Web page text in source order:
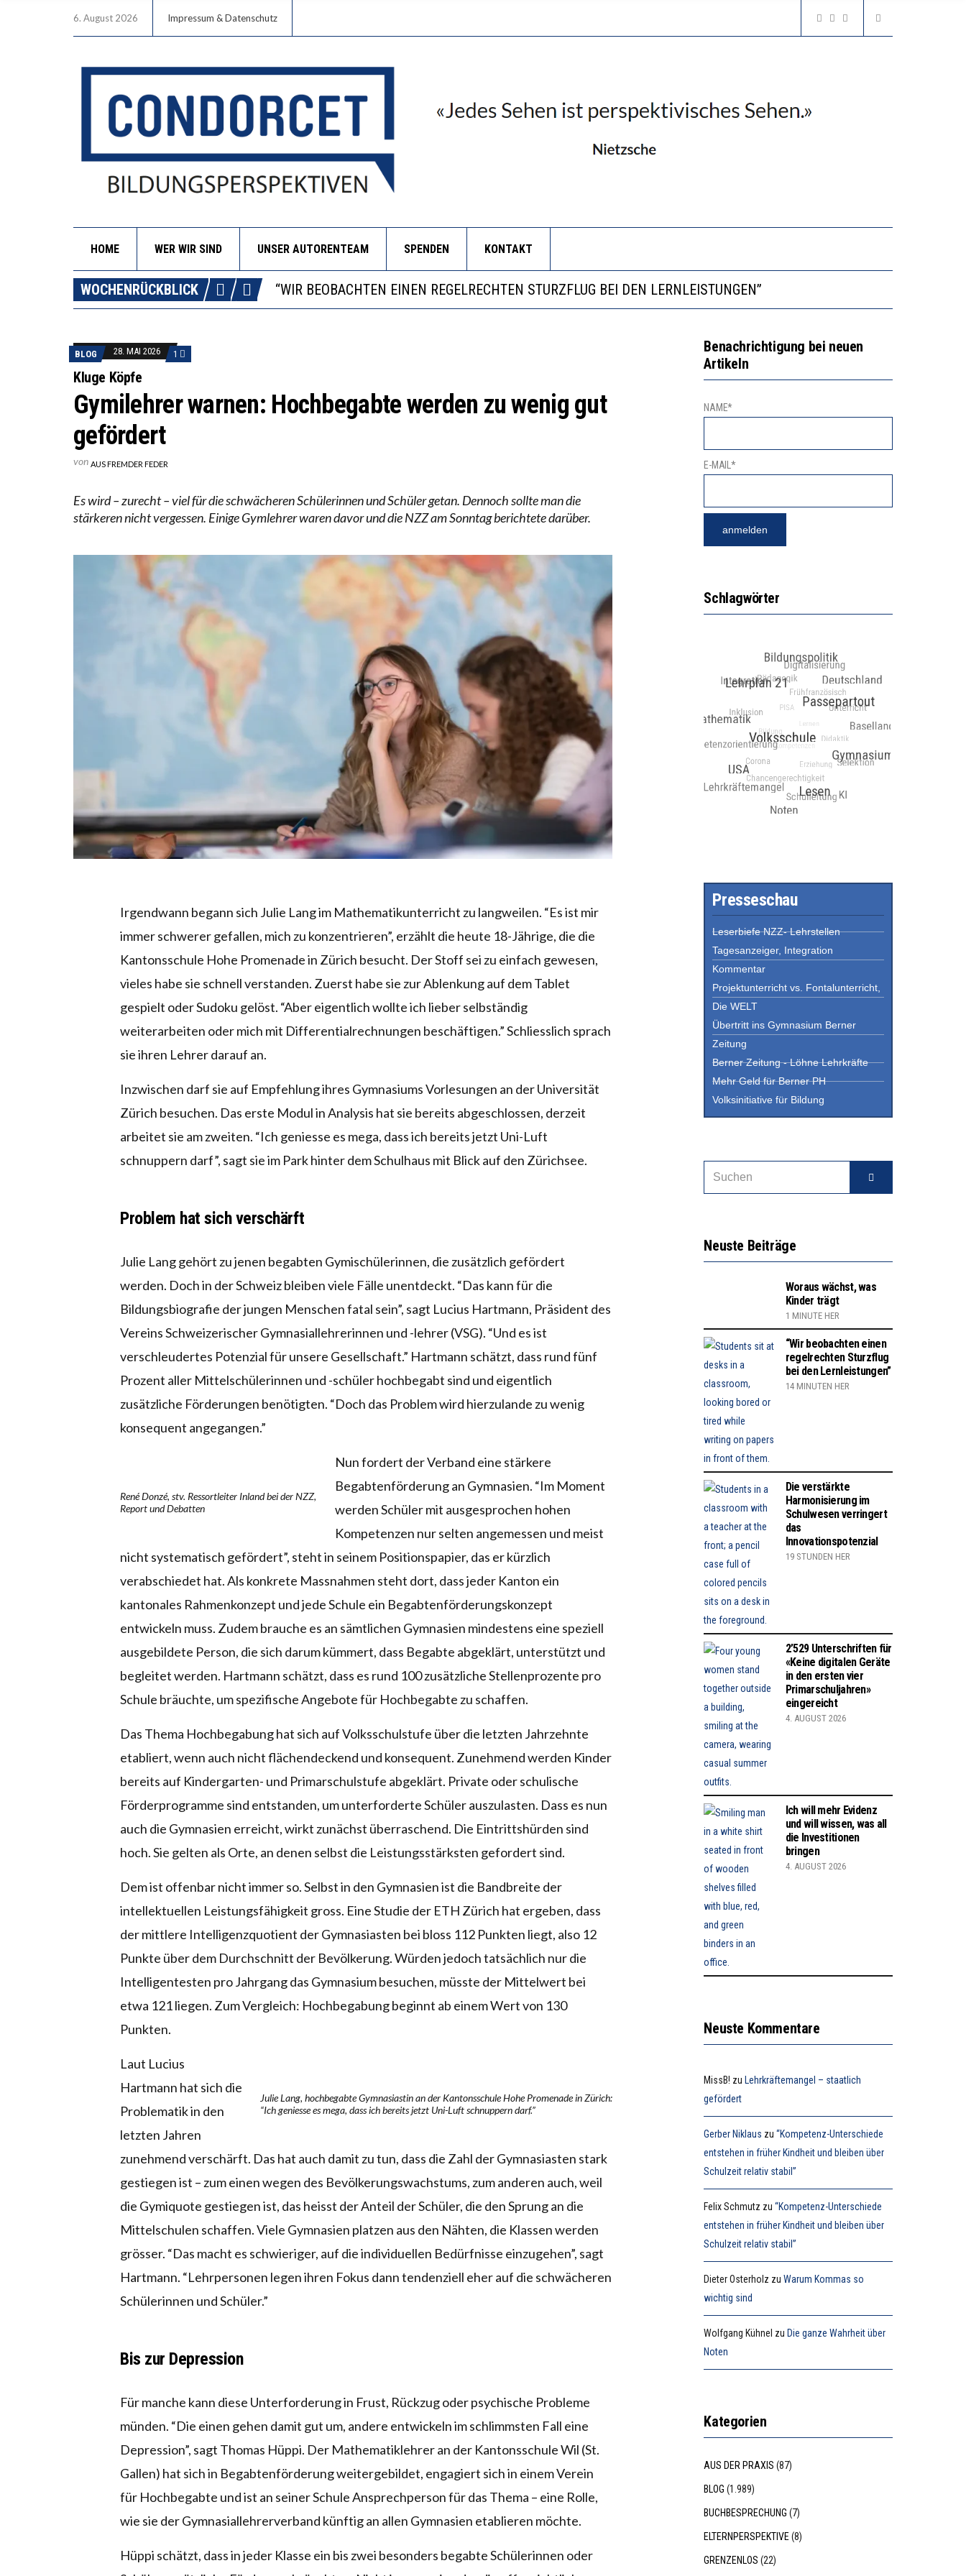
6. August 2026 Impressum & Datenschutz
HOME WER WIR SIND UNSER AUTORENTEAM SPENDEN KONTAKT
WOCHENRÜCKBLICK
ICH WILL MEHR EVIDENZ UND WILL WISSEN, WAS ALL DIE INVESTITIONEN BRINGEN
WORAUS WÄCHST, WAS KINDER TRÄGT
“WIR BEOBACHTEN EINEN REGELRECHTEN STURZFLUG BEI DEN LERNLEISTUNGEN”
DIE VERSTÄRKTE HARMONISIERUNG IM SCHULWESEN VERRINGERT DAS INNOVATIONSPOTENZIAL
ICH WILL MEHR EVIDENZ UND WILL WISSEN, WAS ALL DIE INVESTITIONEN BRINGEN
BLOG 28. MAI 2026 1
Kluge Köpfe
Gymilehrer warnen: Hochbegabte werden zu wenig gut
gefördert
von AUS FREMDER FEDER
Es wird – zurecht – viel für die schwächeren Schülerinnen und Schüler getan. Dennoch sollte man die
stärkeren nicht vergessen. Einige Gymlehrer waren davor und die NZZ am Sonntag berichtete darüber.
Irgendwann begann sich Julie Lang im Mathematikunterricht zu langweilen. “Es ist mir
immer schwerer gefallen, mich zu konzentrieren”, erzählt die heute 18-Jährige, die die
Kantonsschule Hohe Promenade in Zürich besucht. Der Stoff sei zu einfach gewesen,
vieles habe sie schnell verstanden. Zuerst habe sie zur Ablenkung auf dem Tablet
gespielt oder Sudoku gelöst. “Aber eigentlich wollte ich lieber selbständig
weiterarbeiten oder mich mit Differentialrechnungen beschäftigen.” Schliesslich sprach
sie ihren Lehrer darauf an.
Inzwischen darf sie auf Empfehlung ihres Gymnasiums Vorlesungen an der Universität
Zürich besuchen. Das erste Modul in Analysis hat sie bereits abgeschlossen, derzeit
arbeitet sie am zweiten. “Ich geniesse es mega, dass ich bereits jetzt Uni-Luft
schnuppern darf”, sagt sie im Park hinter dem Schulhaus mit Blick auf den Zürichsee.
Problem hat sich verschärft
Julie Lang gehört zu jenen begabten Gymischülerinnen, die zusätzlich gefördert
werden. Doch in der Schweiz bleiben viele Fälle unentdeckt. “Das kann für die
Bildungsbiografie der jungen Menschen fatal sein”, sagt Lucius Hartmann, Präsident des
Vereins Schweizerischer Gymnasiallehrerinnen und -lehrer (VSG). “Und es ist
verschleudertes Potenzial für unsere Gesellschaft.” Hartmann schätzt, dass rund fünf
Prozent aller Mittelschülerinnen und -schüler hochbegabt sind und eigentlich
zusätzliche Förderungen benötigten. “Doch das Problem wird hierzulande zu wenig
konsequent angegangen.”
René Donzé, stv. Ressortleiter Inland bei der NZZ,
Report und Debatten
Nun fordert der Verband eine stärkere
Begabtenförderung an Gymnasien. “Im Moment
werden Schüler mit ausgesprochen hohen
Kompetenzen nur selten angemessen und meist
nicht systematisch gefördert”, steht in seinem Positionspapier, das er kürzlich
verabschiedet hat. Als konkrete Massnahmen steht dort, dass jeder Kanton ein
kantonales Rahmenkonzept und jede Schule ein Begabtenförderungskonzept
entwickeln muss. Zudem brauche es an sämtlichen Gymnasien mindestens eine speziell
ausgebildete Person, die sich darum kümmert, dass Begabte abgeklärt, unterstützt und
begleitet werden. Hartmann schätzt, dass es rund 100 zusätzliche Stellenprozente pro
Schule bräuchte, um spezifische Angebote für Hochbegabte zu schaffen.
Das Thema Hochbegabung hat sich auf Volksschulstufe über die letzten Jahrzehnte
etabliert, wenn auch nicht flächendeckend und konsequent. Zunehmend werden Kinder
bereits auf Kindergarten- und Primarschulstufe abgeklärt. Private oder schulische
Förderprogramme sind entstanden, um unterforderte Schüler auszulasten. Dass es nun
auch die Gymnasien erreicht, wirkt zunächst überraschend. Die Eintrittshürden sind
hoch. Sie gelten als Orte, an denen selbst die Leistungsstärksten gefordert sind.
Dem ist offenbar nicht immer so. Selbst in den Gymnasien ist die Bandbreite der
intellektuellen Leistungsfähigkeit gross. Eine Studie der ETH Zürich hat ergeben, dass
der mittlere Intelligenzquotient der Gymnasiasten bei bloss 112 Punkten liegt, also 12
Punkte über dem Durchschnitt der Bevölkerung. Würden jedoch tatsächlich nur die
Intelligentesten pro Jahrgang das Gymnasium besuchen, müsste der Mittelwert bei
etwa 121 liegen. Zum Vergleich: Hochbegabung beginnt ab einem Wert von 130
Punkten.
Julie Lang, hochbegabte Gymnasiastin an der Kantonsschule Hohe Promenade in Zürich:
“Ich geniesse es mega, dass ich bereits jetzt Uni-Luft schnuppern darf.”
Laut Lucius
Hartmann hat sich die
Problematik in den
letzten Jahren
zunehmend verschärft. Das hat auch damit zu tun, dass die Zahl der Gymnasiasten stark
gestiegen ist – zum einen wegen des Bevölkerungswachstums, zum anderen auch, weil
die Gymiquote gestiegen ist, das heisst der Anteil der Schüler, die den Sprung an die
Mittelschulen schaffen. Viele Gymnasien platzen aus den Nähten, die Klassen werden
grösser. “Das macht es schwieriger, auf die individuellen Bedürfnisse einzugehen”, sagt
Hartmann. “Lehrpersonen legen ihren Fokus dann tendenziell eher auf die schwächeren
Schülerinnen und Schüler.”
Bis zur Depression
Für manche kann diese Unterforderung in Frust, Rückzug oder psychische Probleme
münden. “Die einen gehen damit gut um, andere entwickeln im schlimmsten Fall eine
Depression”, sagt Thomas Hüppi. Der Mathematiklehrer an der Kantonsschule Wil (St.
Gallen) hat sich in Begabtenförderung weitergebildet, engagiert sich in einem Verein
für Hochbegabte und ist an seiner Schule Ansprechperson für das Thema – eine Rolle,
wie sie der Gymnasiallehrerverband künftig an allen Gymnasien etablieren möchte.
Hüppi schätzt, dass in jeder Klasse ein bis zwei besonders begabte Schülerinnen oder
Benachrichtigung bei neuen
Artikeln
NAME*
E-MAIL*
Schlagwörter
Presseschau
Leserbiefe NZZ- Lehrstellen
Tagesanzeiger, Integration
Kommentar
Projektunterricht vs. Fontalunterricht,
Die WELT
Übertritt ins Gymnasium Berner
Zeitung
Berner Zeitung - Löhne Lehrkräfte
Mehr Geld für Berner PH
Volksinitiative für Bildung
Neuste Beiträge
Woraus wächst, was
Kinder trägt
1 MINUTE HER
“Wir beobachten einen
regelrechten Sturzflug
bei den Lernleistungen”
14 MINUTEN HER
Die verstärkte
Harmonisierung im
Schulwesen verringert
das
Innovationspotenzial
19 STUNDEN HER
2’529 Unterschriften für
«Keine digitalen Geräte
in den ersten vier
Primarschuljahren»
eingereicht
4. AUGUST 2026
Ich will mehr Evidenz
und will wissen, was all
die Investitionen
bringen
4. AUGUST 2026
Neuste Kommentare
MissB! zu Lehrkräftemangel – staatlich
gefördert
Gerber Niklaus zu“Kompetenz-Unterschiede
entstehen in früher Kindheit und bleiben über
Schulzeit relativ stabil”
Felix Schmutz zu“Kompetenz-Unterschiede
entstehen in früher Kindheit und bleiben über
Schulzeit relativ stabil”
Dieter Osterholz zuWarum Kommas so
wichtig sind
Wolfgang Kühnel zu Die ganze Wahrheit über
Noten
Kategorien
AUS DER PRAXIS (87)
BLOG (1.989)
BUCHBESPRECHUNG (7)
ELTERNPERSPEKTIVE(8)
GRENZENLOS (22)